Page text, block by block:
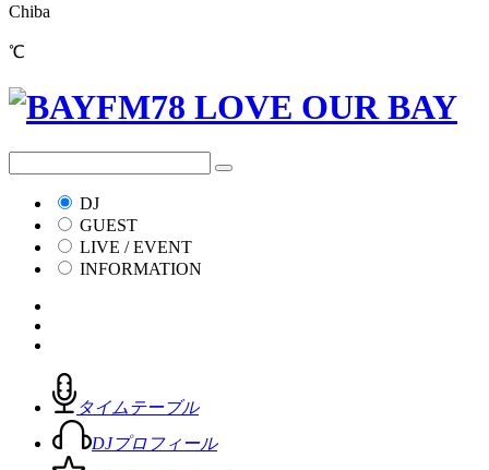
Chiba
℃
DJ
GUEST
LIVE / EVENT
INFORMATION
タイムテーブル
DJプロフィール